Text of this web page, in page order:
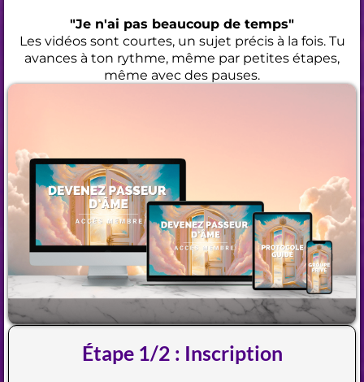
"Je n'ai pas beaucoup de temps"
Les vidéos sont courtes, un sujet précis à la fois. Tu
avances à ton rythme, même par petites étapes,
même avec des pauses.
Étape 1/2 : Inscription